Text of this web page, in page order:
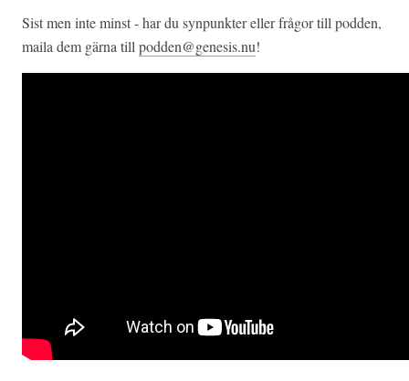
Sist men inte minst - har du synpunkter eller frågor till podden,
maila dem gärna till podden@genesis.nu!